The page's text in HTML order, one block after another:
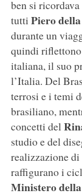
ben si
tutti Piero
durante un
quindi
italiana, il suo
l’Italia. Del
terrosi e i temi
brasiliano,
concetti del
studio e del
realizzazione
raffigurano i
Ministero